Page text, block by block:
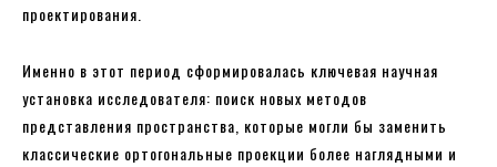
проектирования.
Именно в этот период сформировалась ключевая научная
установка исследователя: поиск новых методов
представления пространства, которые могли бы заменить
классические ортогональные проекции более наглядными и